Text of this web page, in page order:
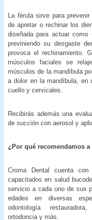
La férula sirve para
de apretar o rechinar los
diseñada para actuar
previniendo su desgaste
provoca el rechinamiento.
músculos faciales se
músculos de la mandíbula
a dolor en la mandíbula, en
cuello y cervicales.
Recibirás además una
de succión con aerosol y
¿Por qué recomendamos a
Croma Dental cuenta
capacitados en salud
servicio a cada uno de sus
edades en diversas
odontología
ortodoncia y más.